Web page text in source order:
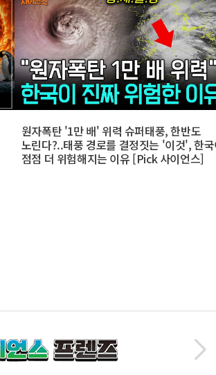
원자폭탄 '1만 배' 위력 슈퍼태풍, 한반도
노린다?..태풍 경로를 결정짓는 '이것', 한
점점 더 위험해지는 이유 [Pick 사이언스]